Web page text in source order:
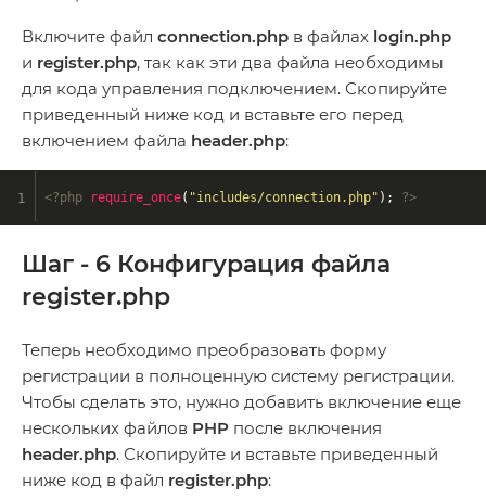
Включите файл connection.php в файлах login.php
и register.php, так как эти два файла необходимы
для кода управления подключением. Скопируйте
приведенный ниже код и вставьте его перед
включением файла header.php:
<?php require_once( "includes/connection.php" ); ?>
Шаг - 6 Конфигурация файла
register.php
Теперь необходимо преобразовать форму
регистрации в полноценную систему регистрации.
Чтобы сделать это, нужно добавить включение еще
нескольких файлов PHP после включения
header.php. Скопируйте и вставьте приведенный
ниже код в файл register.php: